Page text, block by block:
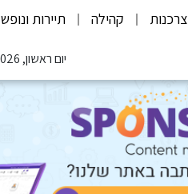
צרכנות קהילה תיירות ונופש
יום ראשון, 09.08.2026